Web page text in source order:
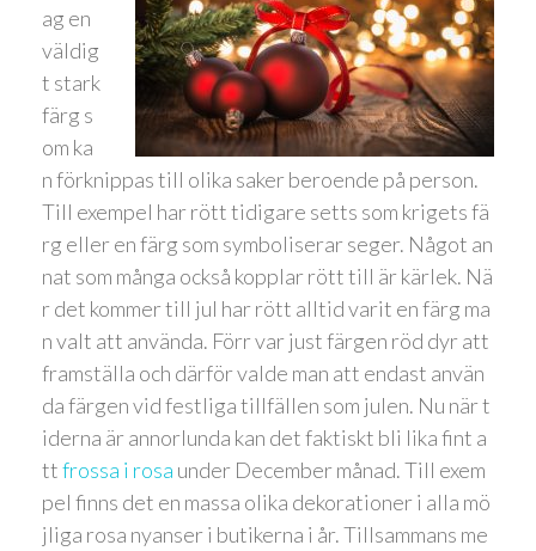
ag en
väldig
t stark
färg s
om ka
n förknippas till olika saker beroende på person.
Till exempel har rött tidigare setts som krigets fä
rg eller en färg som symboliserar seger. Något an
nat som många också kopplar rött till är kärlek. Nä
r det kommer till jul har rött alltid varit en färg ma
n valt att använda. Förr var just färgen röd dyr att
framställa och därför valde man att endast använ
da färgen vid festliga tillfällen som julen. Nu när t
iderna är annorlunda kan det faktiskt bli lika fint a
ttfrossa i rosa under December månad. Till exem
pel finns det en massa olika dekorationer i alla mö
jliga rosa nyanser i butikerna i år. Tillsammans me